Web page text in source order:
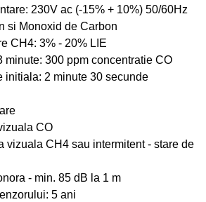
230V ac (-15% + 10%) 50/60Hz
si Monoxid de Carbon
CH4: 3% - 20% LIE
minute: 300 ppm concentratie CO
initiala: 2 minute 30 secunde
CO
vizuala CH4 sau intermitent - stare de
- min. 85 dB la 1 m
5 ani